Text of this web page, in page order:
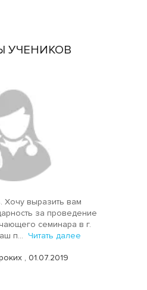
УЧЕНИКОВ
Хочу выразить вам
за проведение
семинара в г.
п... Читать далее
, 01.07.2019